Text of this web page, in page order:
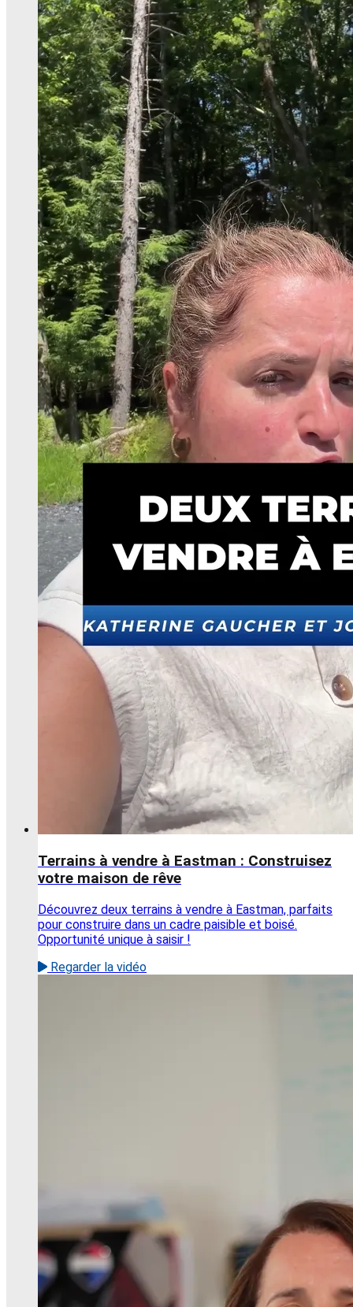
Terrains à vendre à Eastman : Construisez
votre maison de rêve
Découvrez deux terrains à vendre à Eastman, parfaits
pour construire dans un cadre paisible et boisé.
Opportunité unique à saisir !
Regarder la vidéo